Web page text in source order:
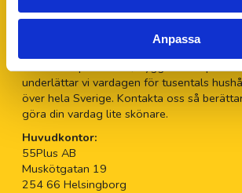
Anpassa
55Plusär sedan 2009 en av Sveriges
och
seniorbemanning. Vi riktar oss till både
underlättar vi vardagen för tusentals
över hela Sverige. Kontakta oss så
göra din vardag lite skönare.
Huvudkontor:
55Plus AB
Muskötgatan 19
254 66 Helsingborg